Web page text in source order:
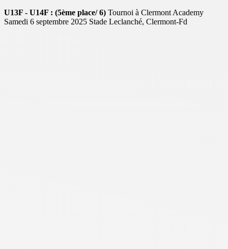
U13F - U14F : (5ème place/ 6) Tournoi à Clermont Academy
Samedi 6 septembre 2025 Stade Leclanché, Clermont-Fd